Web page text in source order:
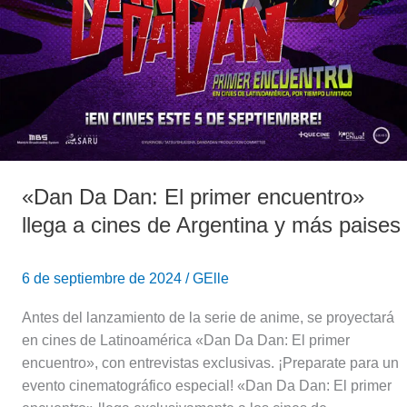
«Dan Da Dan: El primer encuentro»
llega a cines de Argentina y más paises
6 de septiembre de 2024 /GElle
Antes del lanzamiento de la serie de anime, se proyectará
en cines de Latinoamérica «Dan Da Dan: El primer
encuentro», con entrevistas exclusivas. ¡Preparate para un
evento cinematográfico especial! «Dan Da Dan: El primer